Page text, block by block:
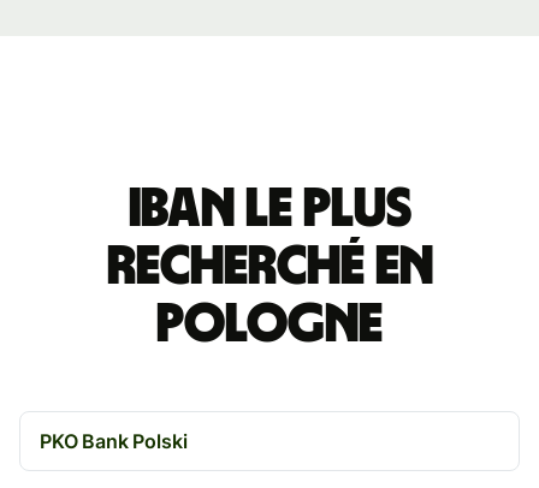
IBAN le plus
recherché en
Pologne
PKO Bank Polski